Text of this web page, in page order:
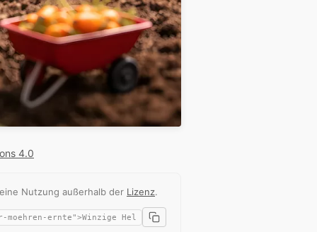
4.0
Nutzung außerhalb der Lizenz.